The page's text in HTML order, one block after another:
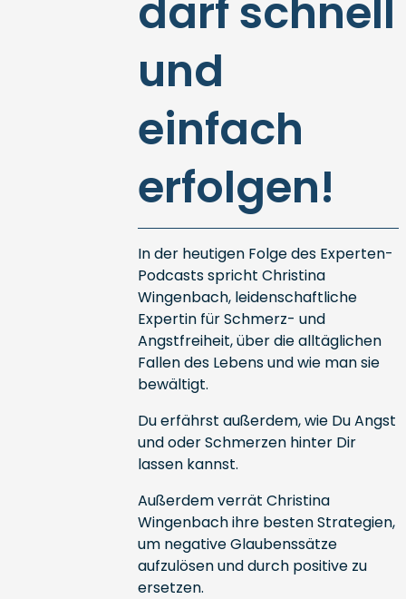
darf schnell
und
einfach
erfolgen!
In der heutigen Folge des Experten-
Podcasts spricht Christina
Wingenbach, leidenschaftliche
Expertin für Schmerz- und
Angstfreiheit, über die alltäglichen
Fallen des Lebens und wie man sie
bewältigt.
Du erfährst außerdem, wie Du Angst
und oder Schmerzen hinter Dir
lassen kannst.
Außerdem verrät Christina
Wingenbach ihre besten Strategien,
um negative Glaubenssätze
aufzulösen und durch positive zu
ersetzen.